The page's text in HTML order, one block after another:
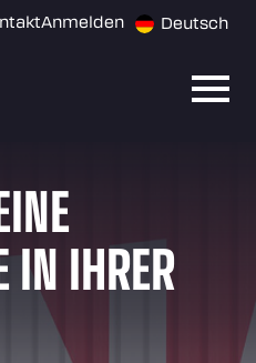
Anmelden Deutsch
IN IHRER